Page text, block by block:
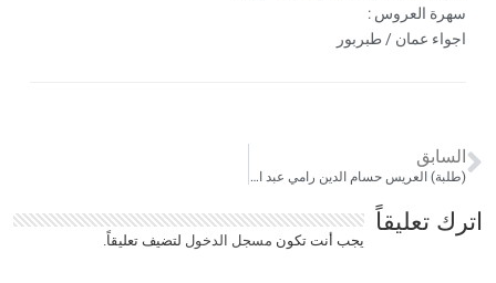
سهرة العروس :
اجواء عمان / طبربور
السابق
(طلبة) العريس حسام الدين رامي عبد العال ، يوم الخميس 2023.2.16م
اترك تعليقاً
يجب أنت تكون مسجل الدخول لتضيف تعليقاً.